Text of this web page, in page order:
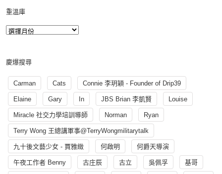
重溫庫
慶爆搜尋
Carman Cats Connie 李玥穎 - Founder of Drip39
Elaine Gary In JBS Brian 李凱賢 Louise
Miracle 社交力學培訓導師 Norman Ryan
Terry Wong 王總講軍事@TerryWongmilitarytalk
九十後文藝少女 - 賈雅緻 何啟明 何爵天導演
午夜工作者 Benny 古庄辰 古立 吳佩孚 基哥